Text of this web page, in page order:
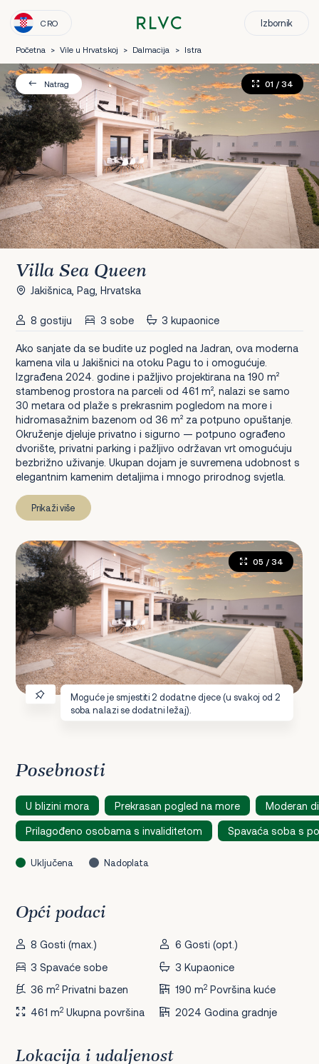
CRO Izbornik
Početna > Vile u Hrvatskoj > Dalmacija > Istra
Natrag 01 / 34
Villa Sea Queen
Jakišnica, Pag, Hrvatska
8 gostiju 3 sobe 3 kupaonice
Ako sanjate da se budite uz pogled na Jadran, ova moderna
kamena vila u Jakišnici na otoku Pagu to i omogućuje.
Izgrađena 2024. godine i pažljivo projektirana na 190 m²
stambenog prostora na parceli od 461 m², nalazi se samo
30 metara od plaže s prekrasnim pogledom na more i
hidromasažnim bazenom od 36 m² za potpuno opuštanje.
Okruženje djeluje privatno i sigurno — potpuno ograđeno
dvorište, privatni parking i pažljivo održavan vrt omogućuju
bezbrižno uživanje. Ukupan dojam je suvremena udobnost s
elegantnim kamenim detaljima i mnogo prirodnog svjetla.
Prikaži više
Moguće je smjestiti 2 dodatne djece (u svakoj od 2
soba nalazi se dodatni ležaj).
05 / 34
Posebnosti
U blizini mora Prekrasan pogled na more Moderan
Prilagođeno osobama s invaliditetom Spavaća soba s
Uključena Nadoplata
Opći podaci
8 Gosti (max.)
6 Gosti (opt.)
3 Spavaće sobe
3 Kupaonice
36 m2 Privatni bazen 190 m2Površina kuće
461 m2 Ukupna površina 2024 Godina gradnje
Lokacija i udaljenost